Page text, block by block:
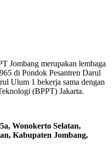
Jombang merupakan lembaga
di Pondok Pesantren Darul
Ulum 1 bekerja sama dengan
(BPPT) Jakarta.
Wonokerto Selatan,
Kabupaten Jombang,